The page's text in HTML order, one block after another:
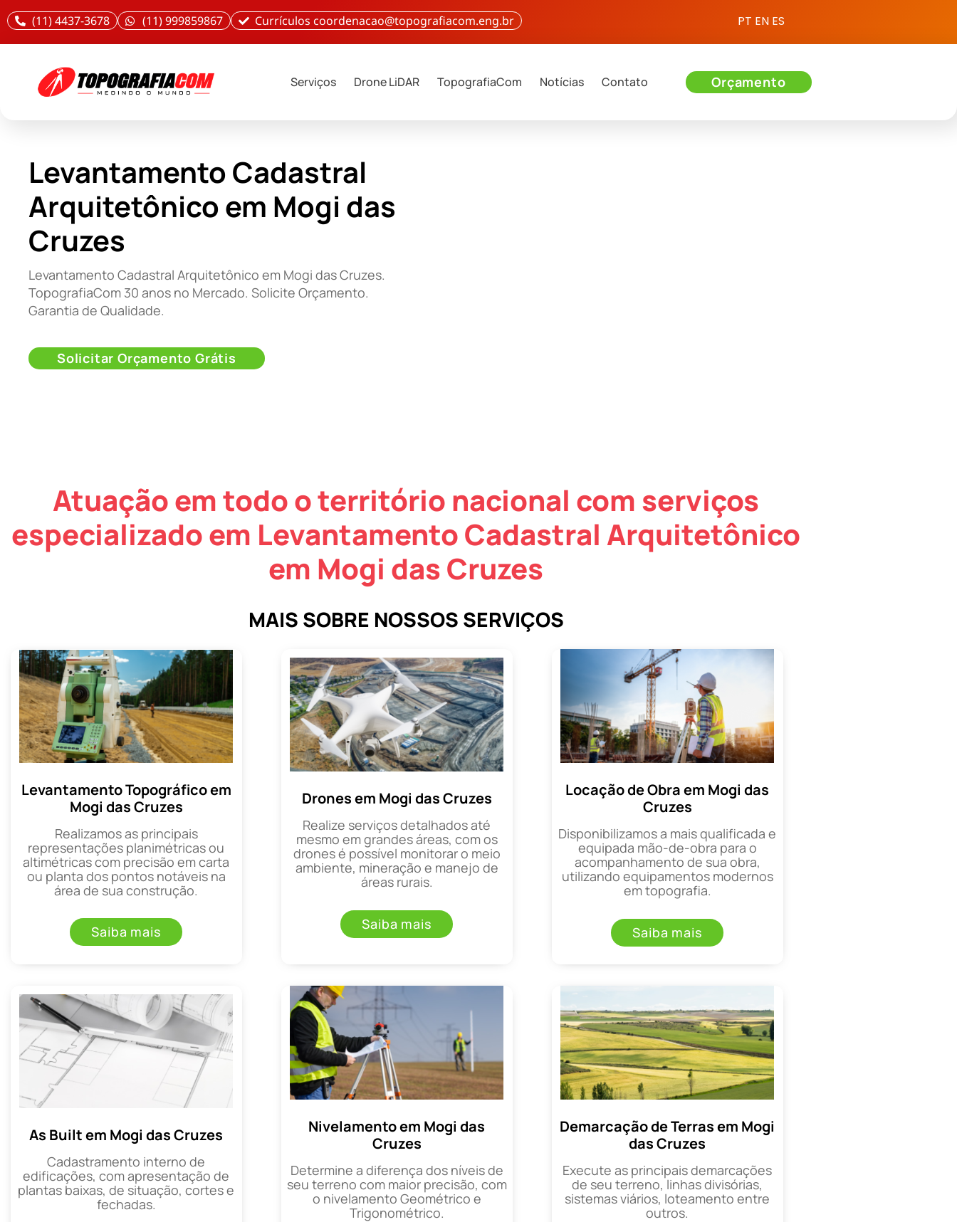
(11) 4437-3678 (11) 999859867 Currículos coordenacao@topografiacom.eng.br PT EN ES
Serviços Drone LiDAR TopografiaCom Notícias Contato Orçamento
Levantamento Cadastral
Arquitetônico em Mogi das
Cruzes
Levantamento Cadastral Arquitetônico em Mogi das Cruzes.
TopografiaCom 30 anos no Mercado. Solicite Orçamento.
Garantia de Qualidade.
Solicitar Orçamento Grátis
Atuação em todo o território nacional com serviços
especializado em Levantamento Cadastral Arquitetônico
em Mogi das Cruzes
MAIS SOBRE NOSSOS SERVIÇOS
Levantamento Topográfico em
Mogi das Cruzes
Realizamos as principais
representações planimétricas ou
altimétricas com precisão em carta
ou planta dos pontos notáveis na
área de sua construção.
Saiba mais
Drones em Mogi das Cruzes
Realize serviços detalhados até
mesmo em grandes áreas, com os
drones é possível monitorar o meio
ambiente, mineração e manejo de
áreas rurais.
Saiba mais
Locação de Obra em Mogi das
Cruzes
Disponibilizamos a mais qualificada e
equipada mão-de-obra para o
acompanhamento de sua obra,
utilizando equipamentos modernos
em topografia.
Saiba mais
As Built em Mogi das Cruzes
Cadastramento interno de
edificações, com apresentação de
plantas baixas, de situação, cortes e
fechadas.
Nivelamento em Mogi das
Cruzes
Determine a diferença dos níveis de
seu terreno com maior precisão, com
o nivelamento Geométrico e
Trigonométrico.
Demarcação de Terras em Mogi
das Cruzes
Execute as principais demarcações
de seu terreno, linhas divisórias,
sistemas viários, loteamento entre
outros.